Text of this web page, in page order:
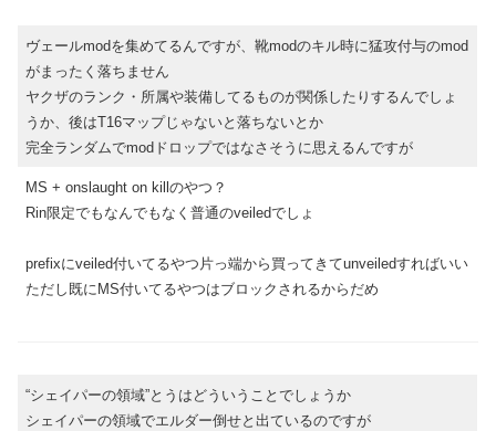
ヴェールmodを集めてるんですが、靴modのキル時に猛攻付与のmod
がまったく落ちません
ヤクザのランク・所属や装備してるものが関係したりするんでしょ
うか、後はT16マップじゃないと落ちないとか
完全ランダムでmodドロップではなさそうに思えるんですが
MS + onslaught on killのやつ？
Rin限定でもなんでもなく普通のveiledでしょ
prefixにveiled付いてるやつ片っ端から買ってきてunveiledすればいい
ただし既にMS付いてるやつはブロックされるからだめ
“シェイパーの領域”とうはどういうことでしょうか
シェイパーの領域でエルダー倒せと出ているのですが